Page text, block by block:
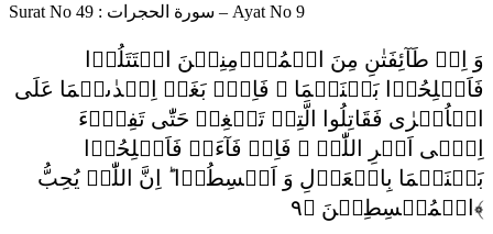
Surat No 49 : سورة الحجرات – Ayat No 9
وَ اِنۡ طَآئِفَتٰنِ مِنَ الۡمُؤۡمِنِیۡنَ اقۡتَتَلُوۡا
فَاَصۡلِحُوۡا بَیۡنَہُمَا ۚ فَاِنۡۢ بَغَتۡ اِحۡدٰىہُمَا عَلَی
الۡاُخۡرٰی فَقَاتِلُوا الَّتِیۡ تَبۡغِیۡ حَتّٰی تَفِیۡٓءَ
اِلٰۤی اَمۡرِ اللّٰہِ ۚ فَاِنۡ فَآءَتۡ فَاَصۡلِحُوۡا
بَیۡنَہُمَا بِالۡعَدۡلِ وَ اَقۡسِطُوۡا ؕ اِنَّ اللّٰہَ یُحِبُّ
الۡمُقۡسِطِیۡنَ ﴿۹﴾